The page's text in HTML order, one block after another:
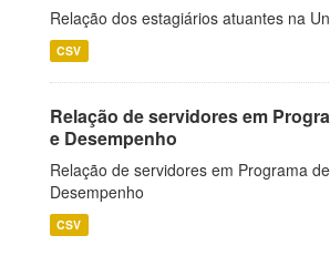
Relação dos estagiários atuantes na
CSV
Relação de servidores em
e Desempenho
Relação de servidores em Programa
Desempenho
CSV